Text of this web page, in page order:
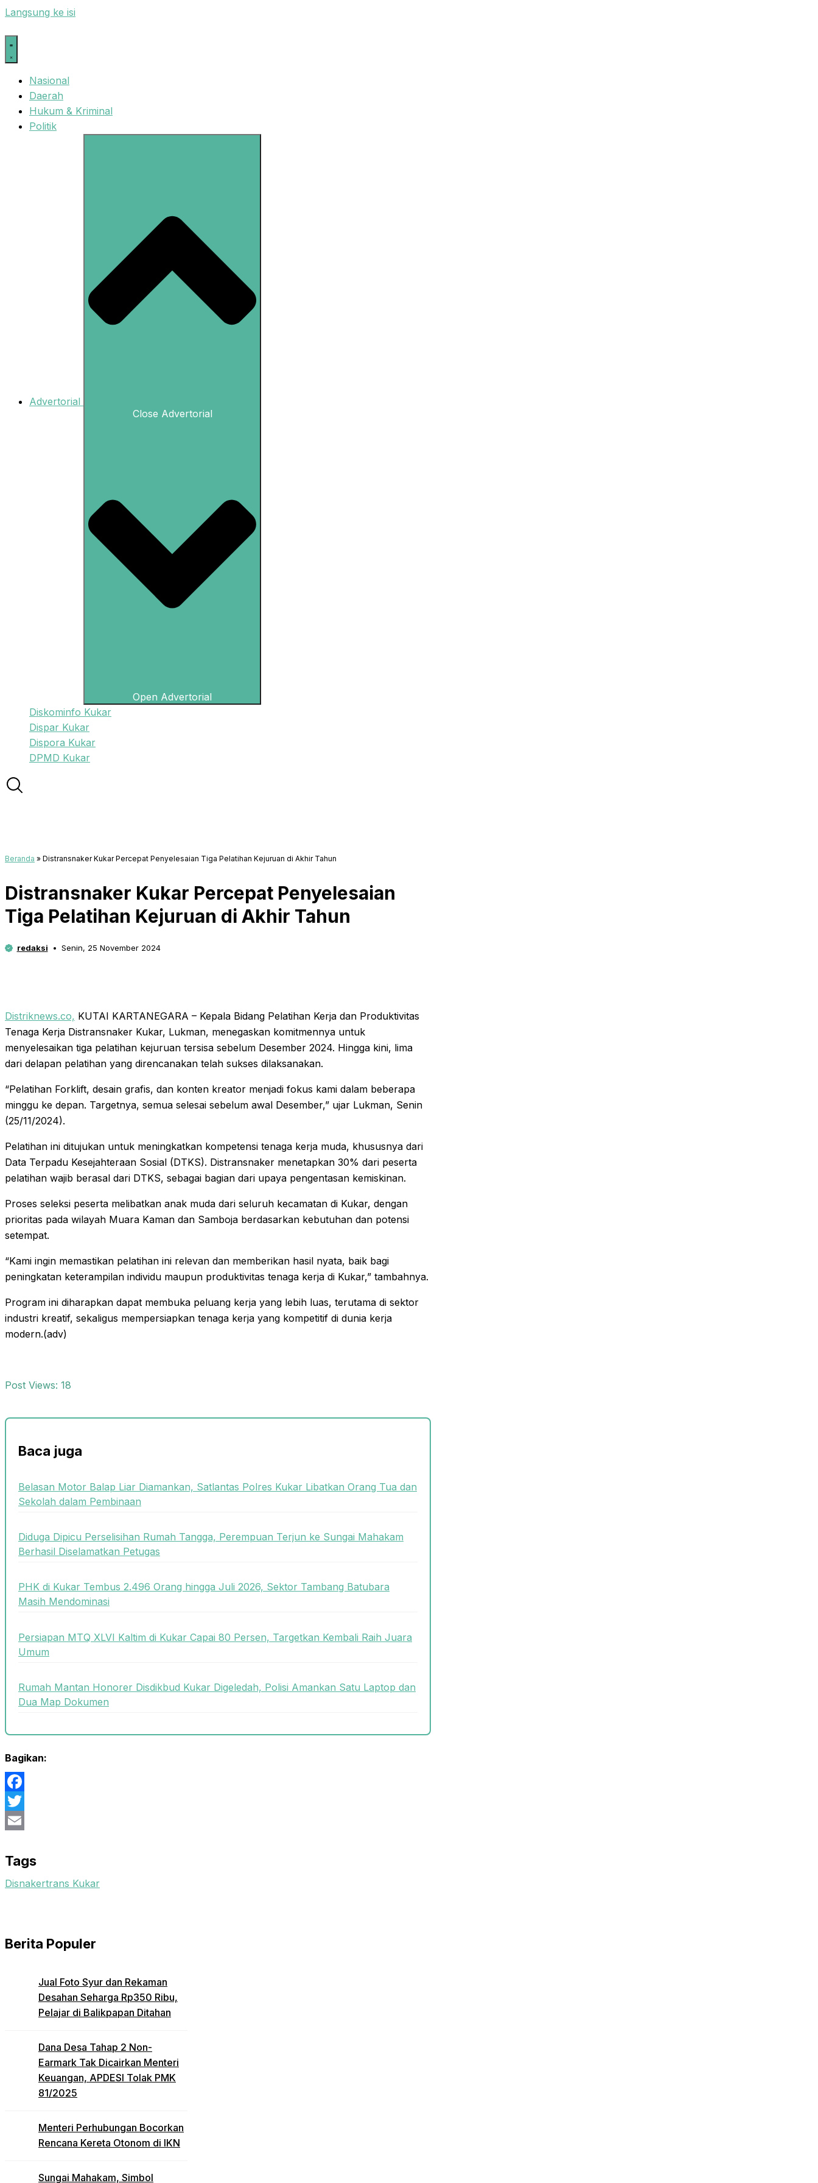
Langsung ke isi
Nasional
Daerah
Hukum & Kriminal
Politik
Advertorial
Close Advertorial
Open Advertorial
Diskominfo Kukar
Dispar Kukar
Dispora Kukar
DPMD Kukar
Beranda » Distransnaker Kukar Percepat Penyelesaian Tiga Pelatihan Kejuruan di Akhir Tahun
Distransnaker Kukar Percepat Penyelesaian
Tiga Pelatihan Kejuruan di Akhir Tahun
redaksi Senin, 25 November 2024
Distriknews.co, KUTAI KARTANEGARA – Kepala Bidang Pelatihan Kerja dan Produktivitas
Tenaga Kerja Distransnaker Kukar, Lukman, menegaskan komitmennya untuk
menyelesaikan tiga pelatihan kejuruan tersisa sebelum Desember 2024. Hingga kini, lima
dari delapan pelatihan yang direncanakan telah sukses dilaksanakan.
“Pelatihan Forklift, desain grafis, dan konten kreator menjadi fokus kami dalam beberapa
minggu ke depan. Targetnya, semua selesai sebelum awal Desember,” ujar Lukman, Senin
(25/11/2024).
Pelatihan ini ditujukan untuk meningkatkan kompetensi tenaga kerja muda, khususnya dari
Data Terpadu Kesejahteraan Sosial (DTKS). Distransnaker menetapkan 30% dari peserta
pelatihan wajib berasal dari DTKS, sebagai bagian dari upaya pengentasan kemiskinan.
Proses seleksi peserta melibatkan anak muda dari seluruh kecamatan di Kukar, dengan
prioritas pada wilayah Muara Kaman dan Samboja berdasarkan kebutuhan dan potensi
setempat.
“Kami ingin memastikan pelatihan ini relevan dan memberikan hasil nyata, baik bagi
peningkatan keterampilan individu maupun produktivitas tenaga kerja di Kukar,” tambahnya.
Program ini diharapkan dapat membuka peluang kerja yang lebih luas, terutama di sektor
industri kreatif, sekaligus mempersiapkan tenaga kerja yang kompetitif di dunia kerja
modern.(adv)
Post Views: 18
Baca juga
Belasan Motor Balap Liar Diamankan, Satlantas Polres Kukar Libatkan Orang Tua dan
Sekolah dalam Pembinaan
Diduga Dipicu Perselisihan Rumah Tangga, Perempuan Terjun ke Sungai Mahakam
Berhasil Diselamatkan Petugas
PHK di Kukar Tembus 2.496 Orang hingga Juli 2026, Sektor Tambang Batubara
Masih Mendominasi
Persiapan MTQ XLVI Kaltim di Kukar Capai 80 Persen, Targetkan Kembali Raih Juara
Umum
Rumah Mantan Honorer Disdikbud Kukar Digeledah, Polisi Amankan Satu Laptop dan
Dua Map Dokumen
Bagikan:
Facebook
Twitter
Tags
Disnakertrans Kukar
Berita Populer
Jual Foto Syur dan Rekaman
Desahan Seharga Rp350 Ribu,
Pelajar di Balikpapan Ditahan
Dana Desa Tahap 2 Non-
Earmark Tak Dicairkan Menteri
Keuangan, APDESI Tolak PMK
81/2025
Menteri Perhubungan Bocorkan
Rencana Kereta Otonom di IKN
Sungai Mahakam, Simbol